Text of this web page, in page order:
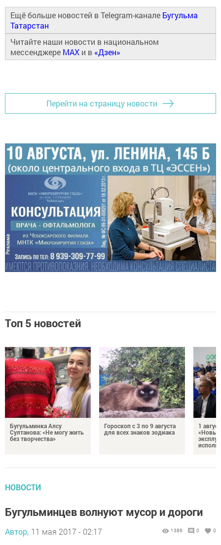
Ещё больше новостей в Telegram-канале Бугульма
Татарстан
Читайте наши новости в национальном
мессенджере MAX и в «Дзен»
Перейти на страницу новости
Топ 5 новостей
Бугульминка Алсу
Султанова: «Не могу жить
без творчества»
Гороскоп с 3 по 9 августа
для всех знаков зодиака
1
«Новые
НОВОСТИ
Бугульминцев волнуют мусор и дороги
Автор, 11 мая 2017 - 02:17 1386 0 0